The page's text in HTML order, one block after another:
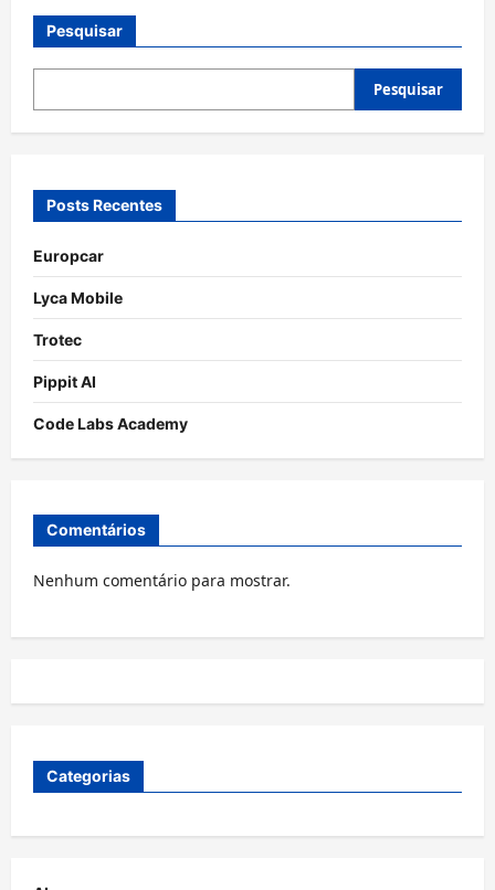
Pesquisar
Pesquisar
Posts Recentes
Europcar
Lyca Mobile
Trotec
Pippit AI
Code Labs Academy
Comentários
Nenhum comentário para mostrar.
Categorias